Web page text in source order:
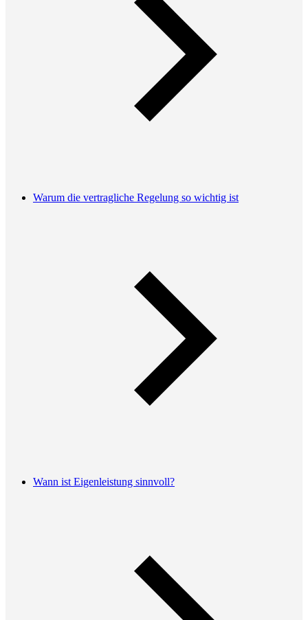
Warum die vertragliche Regelung so wichtig ist
Wann ist Eigenleistung sinnvoll?